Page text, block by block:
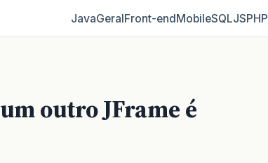
JavaGeralFront‑endMobileSQLJSPHP
outro JFrame é